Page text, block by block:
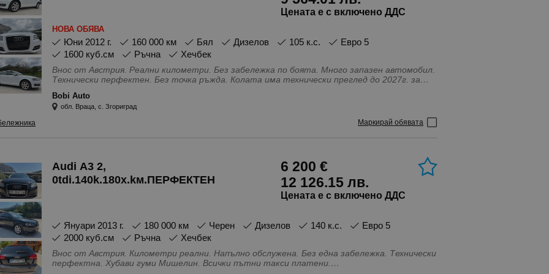
Цената е с включено ДДС
НОВА ОБЯВА
юни 2012 г. 160 000 км Бял Дизелов 105 к.с.
Евро 5
1600 куб.см
Ръчна Хечбек
Внос от Австрия. Реални километри. Без забележка по боята. Много запазен автомобил.
Технически перфектен. Без точка ръжда. Колата има технически преглед до 2027г. за
Особености - 4(5) Врати, Bluetooth \ handsfree система, USB, audio\video, IN\AUX изводи,
Адаптивни предни светлини, Антиблокираща система, Бордкомпютър, Въздушни
възглавници - Задни, Въздушни възглавници - Предни, Въздушни възглавници - Странични,
Датчик за светлина, Ел. Огледала, Ел. Стъкла, Климатроник, Лети джанти, Навигация,
Напълно обслужен, Нов внос, Регулиране на волана, Сензор за дъжд, Серво усилвател на
Bobi Auto
обл. Враца, с. Згориград
Маркирай обявата
Audi A3 2,
0tdi.140k.180x.kм.ПЕРФЕКТЕН
6 200 €
12 126.15 лв.
Цената е с включено ДДС
януари 2013 г. 180 000 км Черен Дизелов 140 к.с.
Евро 5
2000 куб.см
Ръчна Хечбек
Внос от Австрия. Километри реални. Напълно обслужена. Без една забележка. Технически
перфектна. Хубави гуми Мишелин. Всички пътни такси платени.